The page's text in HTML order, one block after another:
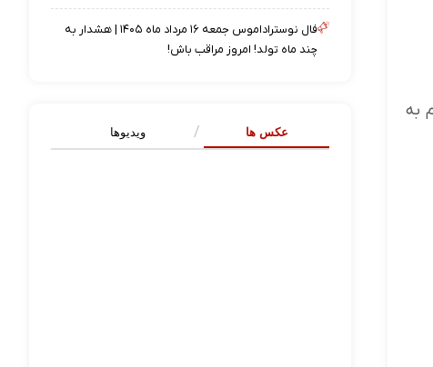
به
فال نوستراداموس جمعه ۱۶ مرداد ماه ۱۴۰۵ | هشدار به
چند ماه تولد! امروز مراقب باش!
عکس ها ویدیوها